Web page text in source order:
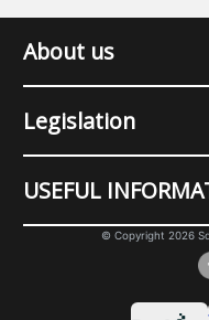
About us
Legislation
USEFUL
© Copyright 2026